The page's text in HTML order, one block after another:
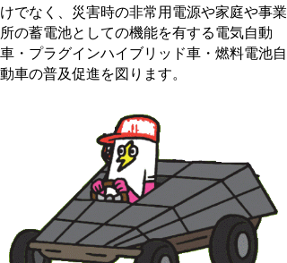
けでなく、災害時の非常用電源や家庭や事業
所の蓄電池としての機能を有する電気自動
車・プラグインハイブリッド車・燃料電池自
動車の普及促進を図ります。